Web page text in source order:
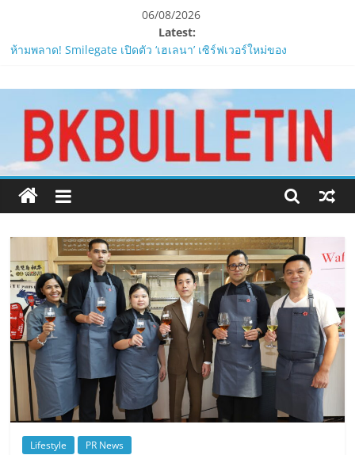
content
06/08/2026
Latest:
ห้ามพลาด! Smilegate เปิดตัว ‘เฮเลนา’ เซิร์ฟเวอร์ใหม่ของ
พร้อมอาวุธเคียวและศึกกิลด์-PvP เดือดครึ่งปีหลัง 2026
Smilegate ฉลองครบรอบ 1 ปี “Lordnine”เปิดตัวเซิร์ฟใหม่ ‘Helena’
บูสต์ EXP กระฉูด 50% พร้อมแจกซัมมอนสูงสุด 1,111 ครั้ง!
ZTE จับมือ AIS อัปเกรด Backbone Networkสำหรับภาครัฐและองค์กร
ธุรกิจ มุ่งเสริมรากฐานเศรษฐกิจดิจิทัลให้แกร่งยิ่งขึ้น
“ปลัด ทส.” เผย “รมว.สุชาติ” มอบหมายเป็นประธาน เปิดงาน
Biodiversity & Bioeconomy Forum 2026เดินหน้าขับเคลื่อน
เสนอ
ข่าว
ครบ
ทุก
Lifestyle PR News